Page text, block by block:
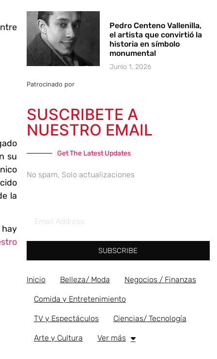
su
la
hay
Pedro Centeno Vallenilla,
el artista que convirtió la
historia en símbolo
monumental
Junio 1, 2026
Patrocinado por
SUSCRIBETE A
NUESTRO EMAIL
Get The Latest Updates
No spam, Solo actualizaciones
SUBSCRIBE
Inicio Belleza/ Moda Negocios / Finanzas
Comida y Entretenimiento
TV y Espectáculos Ciencias/ Tecnología
Arte y Cultura Ver más